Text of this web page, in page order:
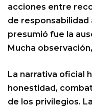
acciones entre
de responsabilidad
presumió fue la
Mucha
La narrativa oficial
honestidad,
de los privilegios.